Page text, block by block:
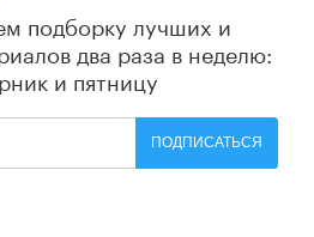
подборку лучших и
два раза в неделю:
и пятницу
ПОДПИСАТЬСЯ